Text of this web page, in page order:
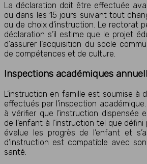
La déclaration doit être effectuée
ou dans les 15 jours suivant tout
ou de choix d’instruction. Le rectorat
déclaration s’il estime que le projet
d’assurer l’acquisition du socle
de compétences et de culture.
Inspections académiques
L’instruction en famille est soumise à
effectués par l’inspection
à vérifier que l’instruction dispensée
de l’enfant à l’instruction tel que défini
évalue les progrès de l’enfant et
d’instruction est compatible avec
santé.